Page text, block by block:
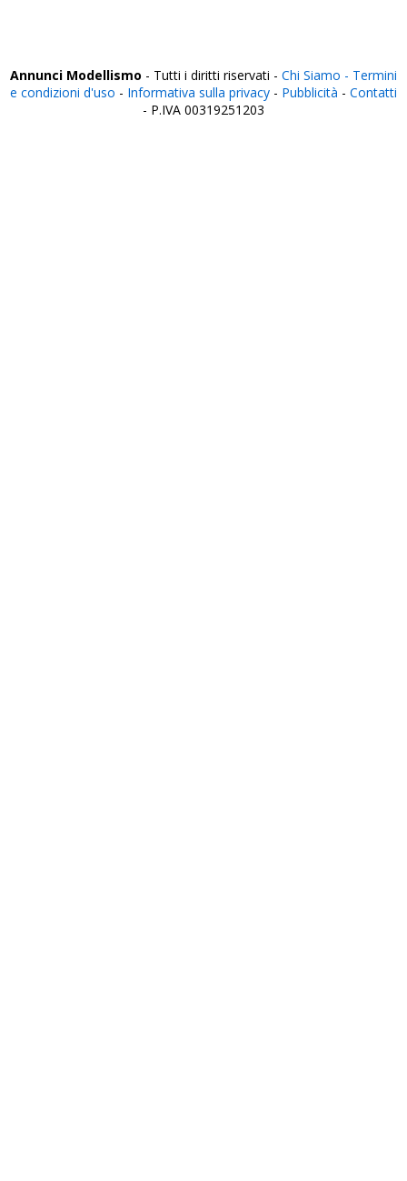
Annunci Modellismo - Tutti i diritti riservati - Chi Siamo - Termini
e condizioni d'uso - Informativa sulla privacy - Pubblicità - Contatti
- P.IVA 00319251203